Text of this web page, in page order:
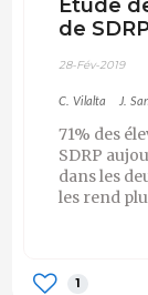
de
28-Fév-2019
C. Vilalta J.
71% des
SDRP
dans les
les rend
1